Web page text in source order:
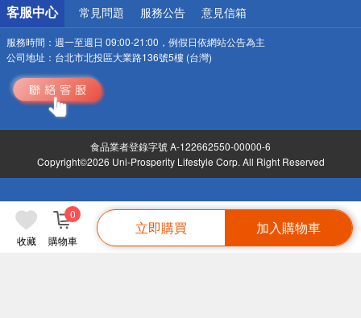
收藏 購物車
0
立即購買 加入購物車
客服中心 常見問題 服務公告 意見信箱
服務時間： 週一至週日 09:00-21:00，例假日依網站公告為主
公司地址： 台北市北投區大業路136號5樓 (台灣)
食品業者登錄字號 A-122662550-00000-6
Copyright©2026 Uni-Prosperity Lifestyle Corp. All Right Reserved